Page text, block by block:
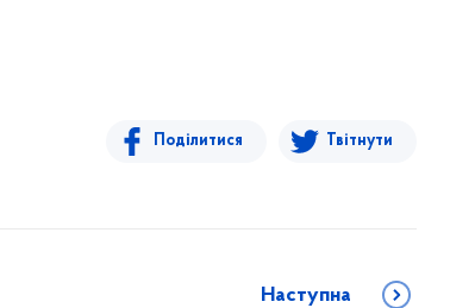
Поділитися Твітнути
Наступна